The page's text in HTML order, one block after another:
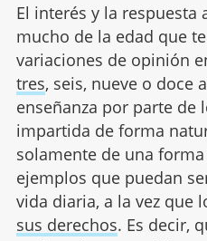
El interés y la respuesta
mucho de la edad que
variaciones de opinión
tres, seis, nueve o doce
enseñanza por parte de
impartida de forma
solamente de una
ejemplos que puedan
vida diaria, a la vez que
sus derechos. Es decir,